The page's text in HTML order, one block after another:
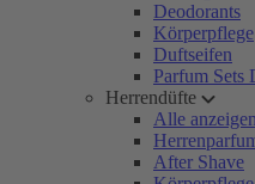
Deodorants
Körperpflege
Duftseifen
Parfum Sets
Herrendüfte
Alle anzeigen
After Shave